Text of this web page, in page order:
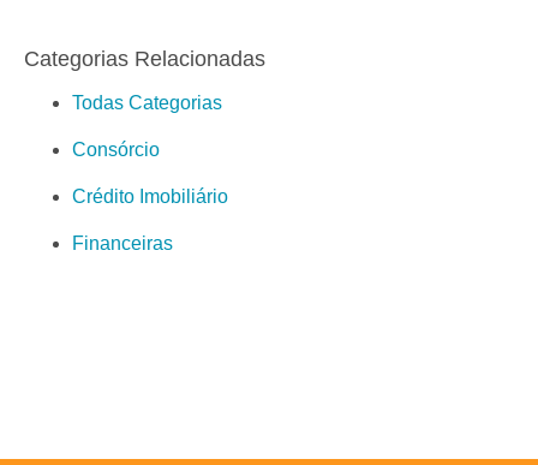
Categorias Relacionadas
Todas Categorias
Consórcio
Crédito Imobiliário
Financeiras